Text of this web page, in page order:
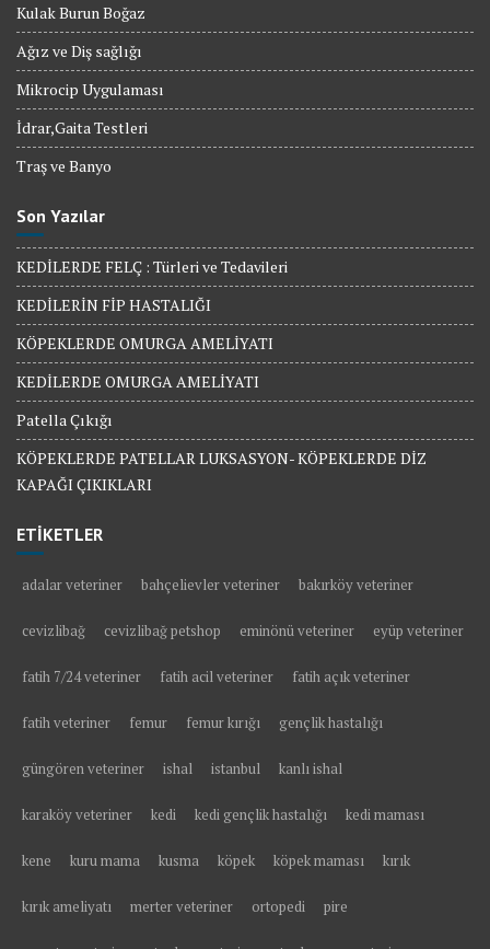
Kulak Burun Boğaz
Ağız ve Diş sağlığı
Mikrocip Uygulaması
İdrar,Gaita Testleri
Traş ve Banyo
Son Yazılar
KEDİLERDE FELÇ : Türleri ve Tedavileri
KEDİLERİN FİP HASTALIĞI
KÖPEKLERDE OMURGA AMELİYATI
KEDİLERDE OMURGA AMELİYATI
Patella Çıkığı
KÖPEKLERDE PATELLAR LUKSASYON- KÖPEKLERDE DİZ
KAPAĞI ÇIKIKLARI
ETİKETLER
adalar veteriner bahçelievler veteriner bakırköy veteriner
cevizlibağ cevizlibağ petshop eminönü veteriner eyüp veteriner
fatih 7/24 veteriner fatih acil veteriner fatih açık veteriner
fatih veteriner femur femur kırığı gençlik hastalığı
güngören veteriner ishal istanbul kanlı ishal
karaköy veteriner kedi kedi gençlik hastalığı kedi maması
kene kuru mama kusma köpek köpek maması kırık
kırık ameliyatı merter veteriner ortopedi pire